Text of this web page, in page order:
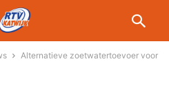
Alternatieve zoetwatertoevoer voor